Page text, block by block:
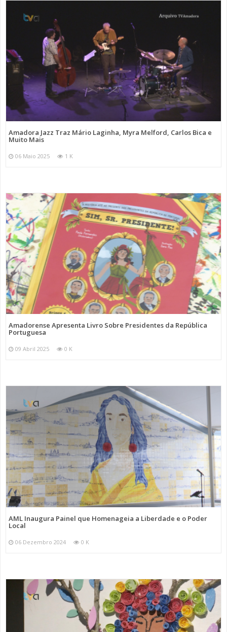
Amadora Jazz Traz Mário Laginha, Myra Melford, Carlos Bica e
Muito Mais
06 Maio 2025 1 K
Amadorense Apresenta Livro Sobre Presidentes da República
Portuguesa
09 Abril 2025 0 K
AML Inaugura Painel que Homenageia a Liberdade e o Poder
Local
06 Dezembro 2024 0 K